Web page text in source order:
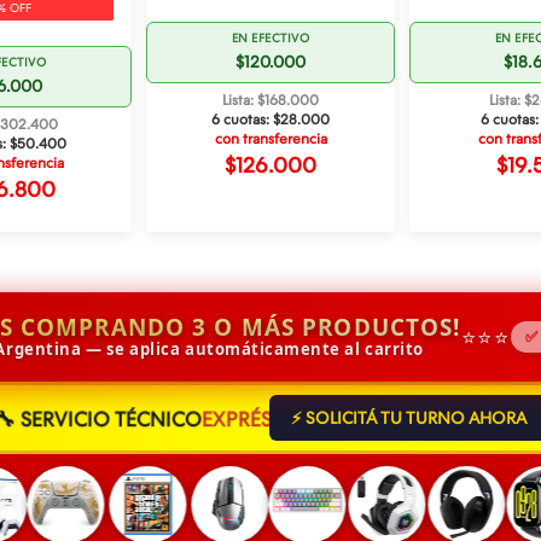
OFF
$50.400
EN EFECTIVO
$120.000
Lista: $168.000
6 cuotas: $28.000
con transferencia
$126.000
EN
Lista:
6 cuotas:
con
COMPRANDO 3 O MÁS PRODUCTOS!
— se aplica automáticamente al carrito ⭐⭐⭐
SERVICIO TÉCNICOEXPRÉS ⚡ SOLICITÁ TU TURNO AHORA